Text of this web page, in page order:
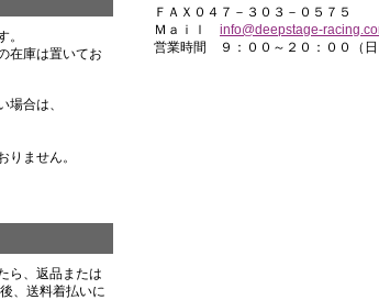
。
在庫は置いてお
合は、
ません。
ら、返品または
、送料着払いに
ＦＡＸ０４７－３０３－０５７５
Ｍａｉｌ info@deepstage-
営業時間 ９：００～２０：００（日